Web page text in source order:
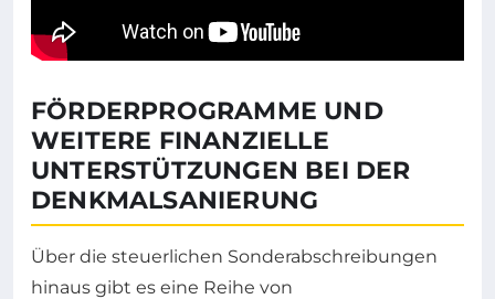
FÖRDERPROGRAMME UND
WEITERE FINANZIELLE
UNTERSTÜTZUNGEN BEI DER
DENKMALSANIERUNG
Über die steuerlichen Sonderabschreibungen
hinaus gibt es eine Reihe von